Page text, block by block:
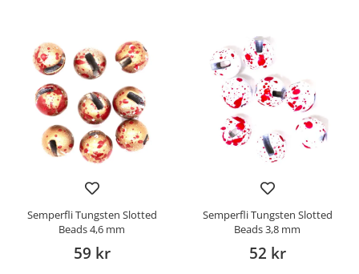
Semperfli Tungsten Slotted
Beads 4,6 mm
59 kr
Semperfli Tungsten Slotted
Beads 3,8 mm
52 kr